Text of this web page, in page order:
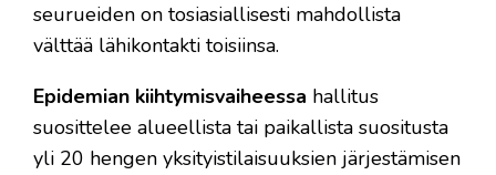
seurueiden on tosiasiallisesti mahdollista
välttää lähikontakti toisiinsa.
Epidemian kiihtymisvaiheessa hallitus
suosittelee alueellista tai paikallista suositusta
yli 20 hengen yksityistilaisuuksien järjestämisen